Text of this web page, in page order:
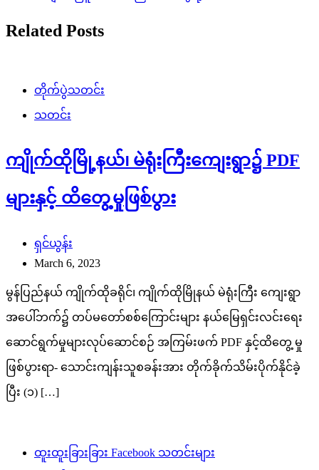
Related Posts
တိုက်ပွဲသတင်း
သတင်း
ကျိုက်ထိုမြို့နယ်၊ မဲရုံးကြီးကျေးရွာ၌ PDF
များနှင့် ထိတွေ့မှုဖြစ်ပွား
ရှင်ယွန်း
March 6, 2023
မွန်ပြည်နယ် ကျိုက်ထိုခရိုင်၊ ကျိုက်ထိုမြိုနယ် မဲရုံးကြီး ကျေးရွာ
အပေါ်ဘက်၌ တပ်မတော်စစ်ကြောင်းများ နယ်မြေရှင်းလင်းရေး
ဆောင်ရွက်မှုများလုပ်ဆောင်စဉ် အကြမ်းဖက် PDF နှင့်ထိတွေ့ မှု
ဖြစ်ပွားရာ- သောင်းကျန်းသူစခန်းအား တိုက်ခိုက်သိမ်းပိုက်နိုင်ခဲ့
ပြီး (၁) […]
ထူးထူးခြားခြား Facebook သတင်းများ